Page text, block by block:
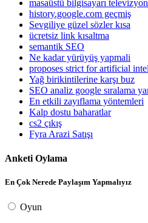
masaüstü bilgisayarı
history.google.com geçmiş
Sevgiliye güzel sözler kısa
ücretsiz link kısaltma
semantik SEO
Ne kadar yürüyüş yapmali
proposes strict for artificial
Yağ birikintilerine karşı buz
SEO analiz google sıralama
En etkili zayıflama yöntemleri
Kalp dostu baharatlar
cs2 çıkış
Fyra Arazi Satışı
Anketi Oylama
En Çok Nerede Paylaşım Yapmalıyız
Oyun